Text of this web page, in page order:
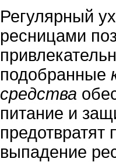
Регулярный
ресницами
подобранные
средства
питание и
выпадение